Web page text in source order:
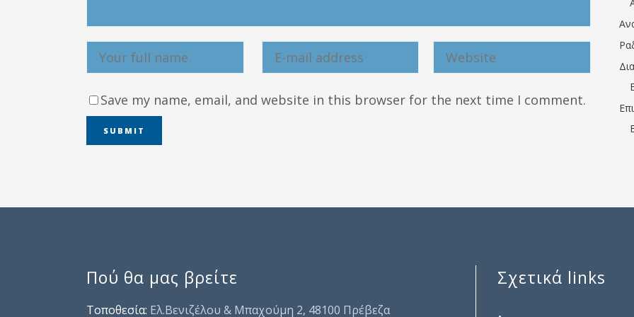
Save my name, email, and website in this browser for the next time I comment.
Πού θα μας βρείτε
Τοποθεσία: Ελ.Βενιζέλου & Μπαχούμη 2, 48100 Πρέβεζα
Σχετικά links
.